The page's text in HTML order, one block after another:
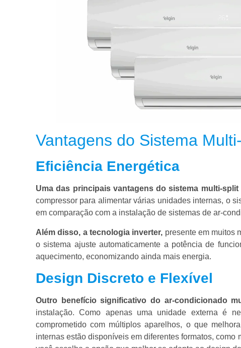
Vantagens do Sistema
Eficiência Energética
Uma das principais vantagens do sistema multi-split
compressor para alimentar várias unidades internas, o
em comparação com a instalação de sistemas de ar-
Além disso, a tecnologia inverter, presente em muitos
o sistema ajuste automaticamente a potência de
aquecimento, economizando ainda mais energia.
Design Discreto e Flexível
Outro benefício significativo do ar-condicionado
instalação. Como apenas uma unidade externa é
comprometido com múltiplos aparelhos, o que
internas estão disponíveis em diferentes formatos,